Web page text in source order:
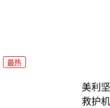
最热
美利
救护